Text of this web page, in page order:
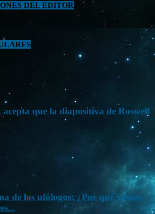
DEL EDITOR
que la diapositiva de Roswell
de los ufólogos: ¿Por qué vienen